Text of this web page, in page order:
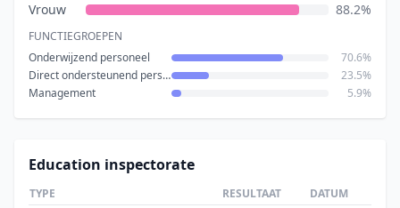
Vrouw
88.2%
FUNCTIEGROEPEN
Onderwijzend personeel
70.6%
Direct ondersteunend personeel
23.5%
Management
5.9%
Education inspectorate
TYPE RESULTAAT DATUM